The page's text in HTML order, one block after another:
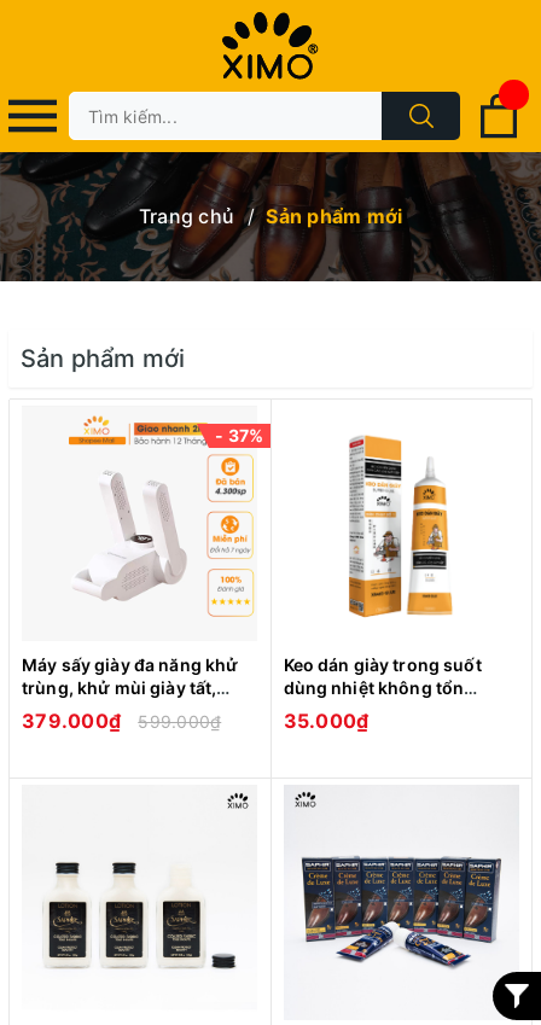
Trang chủ / Sản phẩm mới
Sản phẩm mới
- 37%
Máy sấy giày đa năng khử
trùng, khử mùi giày tất,
găng tay bằng tia cực tím
loại cao cấp MSG01
379.000₫ 599.000₫
Keo dán giày trong suốt
dùng nhiệt không tổn
thương tay XIMO (KDG06)
35.000₫